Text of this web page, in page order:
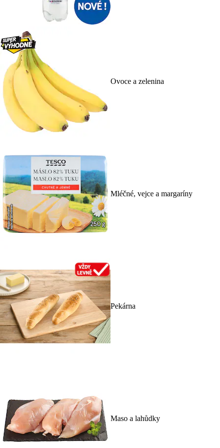
Ovoce a zelenina
Mléčné, vejce a margaríny
Pekárna
Maso a lahůdky